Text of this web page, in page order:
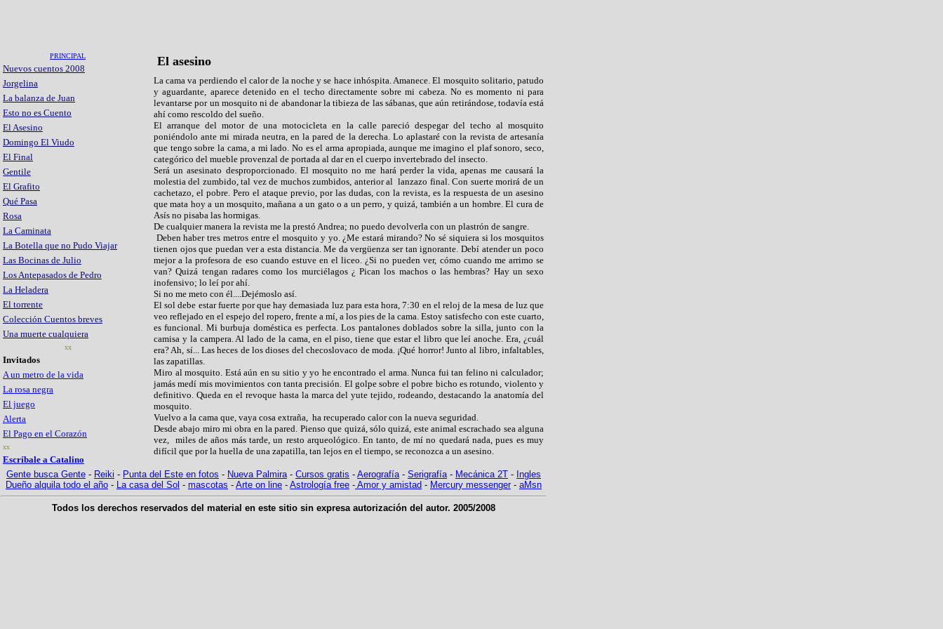
PRINCIPAL
Nuevos cuentos 2008
Jorgelina
La balanza de Juan
Esto no es Cuento
El Asesino
Domingo El Viudo
El Final
Gentile
El Grafito
Qué Pasa
Rosa
La Caminata
La Botella que no Pudo Viajar
Las Bocinas de Julio
Los Antepasados de Pedro
La Heladera
El torrente
Colección Cuentos breves
Una muerte cualquiera
xx
Invitados
A un metro de la vida
La rosa negra
El juego
Alerta
El Pago en el Corazón
xx
Escríbale a Catalino
El asesino
La cama va perdiendo el calor de la noche y se hace inhóspita. Amanece. El mosquito solitario, patudo
y aguardante, aparece detenido en el techo directamente sobre mi cabeza. No es momento ni para
levantarse por un mosquito ni de abandonar la tibieza de las sábanas, que aún retirándose, todavía está
ahí como rescoldo del sueño.
El arranque del motor de una motocicleta en la calle pareció despegar del techo al mosquito
poniéndolo ante mi mirada neutra, en la pared de la derecha. Lo aplastaré con la revista de artesanía
que tengo sobre la cama, a mi lado. No es el arma apropiada, aunque me imagino el plaf sonoro, seco,
categórico del mueble provenzal de portada al dar en el cuerpo invertebrado del insecto.
Será un asesinato desproporcionado. El mosquito no me hará perder la vida, apenas me causará la
molestia del zumbido, tal vez de muchos zumbidos, anterior al lanzazo final. Con suerte morirá de un
cachetazo, el pobre. Pero el ataque previo, por las dudas, con la revista, es la respuesta de un asesino
que mata hoy a un mosquito, mañana a un gato o a un perro, y quizá, también a un hombre. El cura de
Asís no pisaba las hormigas.
De cualquier manera la revista me la prestó Andrea; no puedo devolverla con un plastrón de sangre.
Deben haber tres metros entre el mosquito y yo. ¿Me estará mirando? No sé siquiera si los mosquitos
tienen ojos que puedan ver a esta distancia. Me da vergüenza ser tan ignorante. Debí atender un poco
mejor a la profesora de eso cuando estuve en el liceo. ¿Si no pueden ver, cómo cuando me arrimo se
van? Quizá tengan radares como los murciélagos ¿ Pican los machos o las hembras? Hay un sexo
inofensivo; lo leí por ahí.
Si no me meto con él....Dejémoslo así.
El sol debe estar fuerte por que hay demasiada luz para esta hora, 7:30 en el reloj de la mesa de luz que
veo reflejado en el espejo del ropero, frente a mí, a los pies de la cama. Estoy satisfecho con este cuarto,
es funcional. Mi burbuja doméstica es perfecta. Los pantalones doblados sobre la silla, junto con la
camisa y la campera. Al lado de la cama, en el piso, tiene que estar el libro que leí anoche. Era, ¿cuál
era? Ah, sí... Las heces de los dioses del checoslovaco de moda. ¡Qué horror! Junto al libro, infaltables,
las zapatillas.
Miro al mosquito. Está aún en su sitio y yo he encontrado el arma. Nunca fui tan felino ni calculador;
jamás medí mis movimientos con tanta precisión. El golpe sobre el pobre bicho es rotundo, violento y
definitivo. Queda en el revoque hasta la marca del yute tejido, rodeando, destacando la anatomía del
mosquito.
Vuelvo a la cama que, vaya cosa extraña, ha recuperado calor con la nueva seguridad.
Desde abajo miro mi obra en la pared. Pienso que quizá, sólo quizá, este animal escrachado sea alguna
vez, miles de años más tarde, un resto arqueológico. En tanto, de mí no quedará nada, pues es muy
difícil que por la huella de una zapatilla, tan lejos en el tiempo, se reconozca a un asesino.
Gente busca Gente - Reiki - Punta del Este en fotos - Nueva Palmira- Cursos gratis - Aerografía- Serigrafía- Mecánica 2T - Ingles
Dueño alquila todo el año - La casa del Sol - mascotas - Arte on line - Astrología free - Amor y amistad - Mercury messenger - aMsn
Todos los derechos reservados del material en este sitio sin expresa autorización del autor. 2005/2008